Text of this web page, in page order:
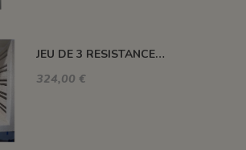
JEU DE 3 RESISTANCES 1300°C HELIOS 110 L
324,00 €